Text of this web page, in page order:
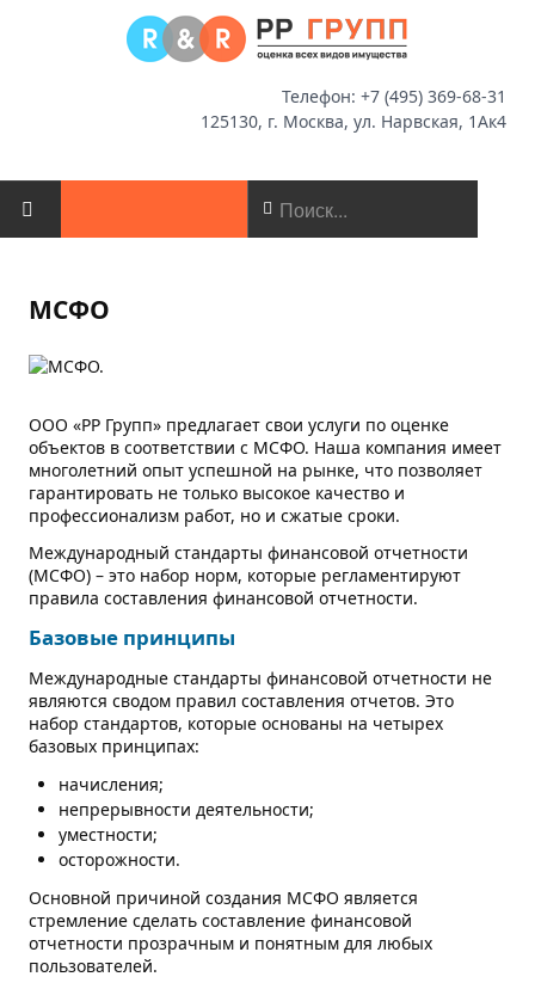
Телефон: +7 (495) 369-68-31
125130, г. Москва, ул. Нарвская, 1Ак4
О КОМПАНИИ
ОЦЕНКА
МСФО
КОНТАКТЫ
МСФО
ООО «РР Групп» предлагает свои услуги по оценке
объектов в соответствии с МСФО. Наша компания имеет
многолетний опыт успешной на рынке, что позволяет
гарантировать не только высокое качество и
профессионализм работ, но и сжатые сроки.
Международный стандарты финансовой отчетности
(МСФО) – это набор норм, которые регламентируют
правила составления финансовой отчетности.
Базовые принципы
Международные стандарты финансовой отчетности не
являются сводом правил составления отчетов. Это
набор стандартов, которые основаны на четырех
базовых принципах:
начисления;
непрерывности деятельности;
уместности;
осторожности.
Основной причиной создания МСФО является
стремление сделать составление финансовой
отчетности прозрачным и понятным для любых
пользователей.